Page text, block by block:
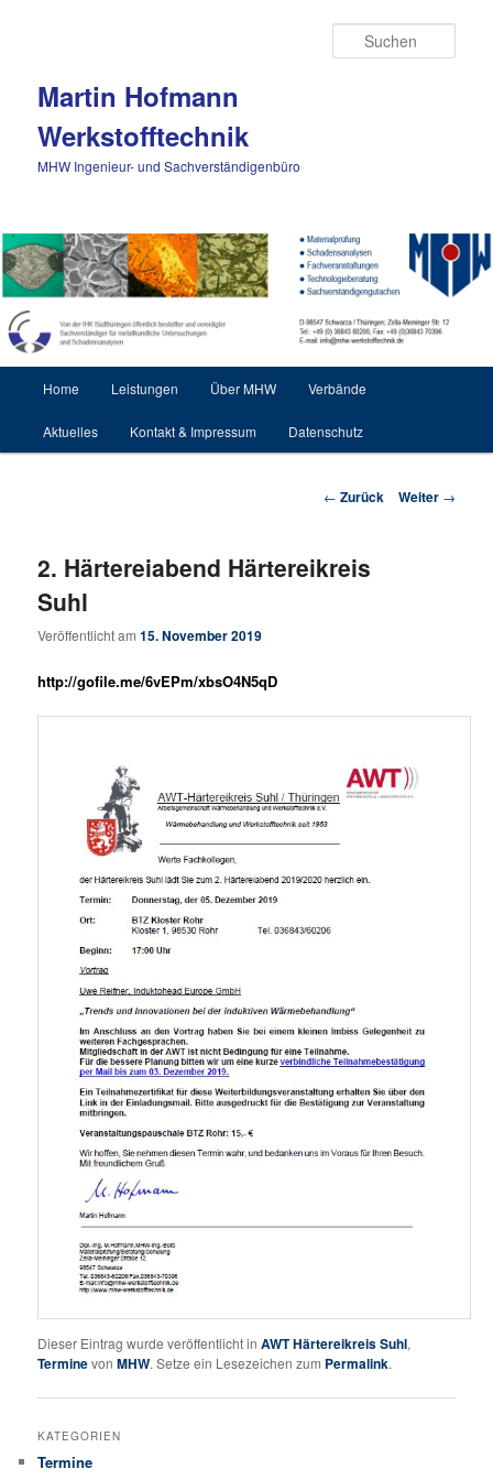
Martin Hofmann
Werkstofftechnik
MHW Ingenieur- und Sachverständigenbüro
Home Leistungen Über MHW Verbände
Aktuelles Kontakt & Impressum Datenschutz
Beitrags-Navigation
← Zurück Weiter →
2. Härtereiabend Härtereikreis
Suhl
Veröffentlicht am15. November 2019
http://gofile.me/6vEPm/xbsO4N5qD
Dieser Eintrag wurde veröffentlicht inAWT Härtereikreis Suhl,
TerminevonMHW. Setze ein Lesezeichen zum Permalink.
KATEGORIEN
Termine